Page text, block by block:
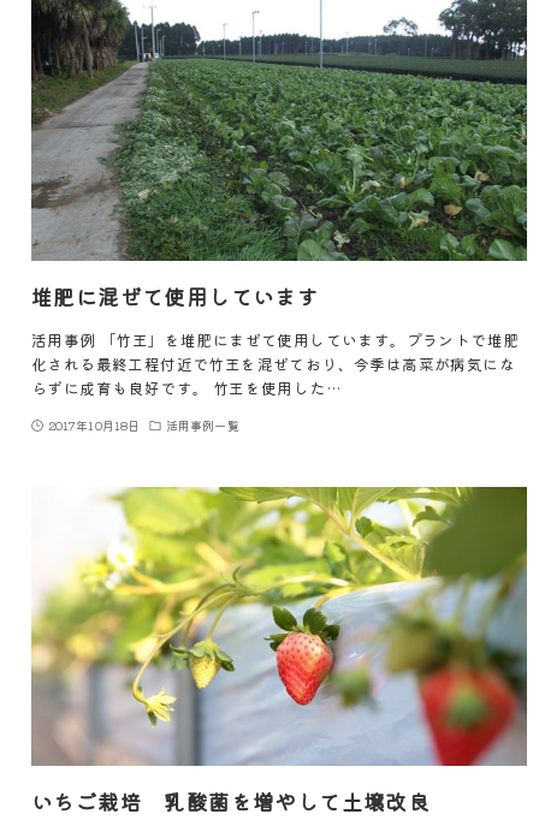
堆肥に混ぜて使用しています
活用事例 「竹王」を堆肥にまぜて使用しています。プラントで堆肥
化される最終工程付近で竹王を混ぜており、今季は高菜が病気にな
らずに成育も良好です。 竹王を使用した…
2017年10月18日 活用事例一覧
いちご栽培 乳酸菌を増やして土壌改良